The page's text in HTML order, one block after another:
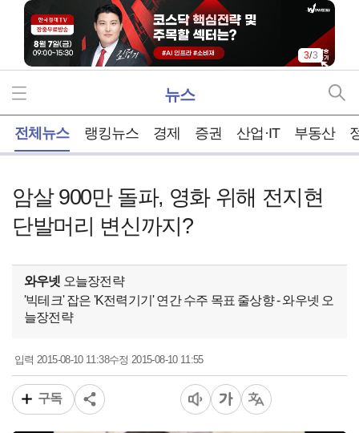
3/3
뉴스
전체뉴스 랭킹뉴스 경제 증권 산업·IT 부동산
암살 900만 돌파, 영화 위해 전지현
단발머리 변신까지?
와우넷 오늘장전략
'빅테크' 잡은 'K전력기기' 연간 수주 목표 줄상향 - 와우넷 오
늘장전략
입력 2015-08-10 11:38수정 2015-08-10 11:55
구독